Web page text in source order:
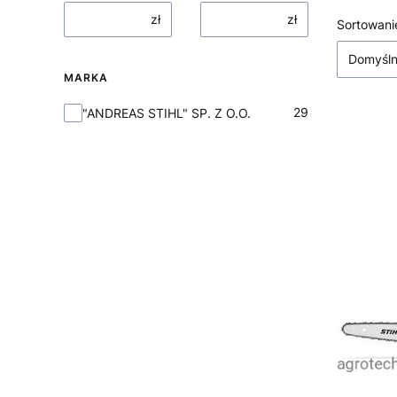
zł
zł
MARKA
Marka"ANDREAS STIHL" SP. Z O.O. 29
Lista